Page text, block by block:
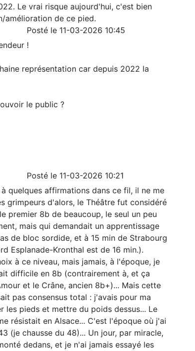
Le vrai risque aujourd'hui, c'est bien
amélioration de ce pied.
Posté le 11-03-2026 10:45
!
représentation car depuis 2022 la
le public ?
Posté le 11-03-2026 10:21
quelques affirmations dans ce fil, il ne me
grimpeurs d'alors, le Théâtre fut considéré
premier 8b de beaucoup, le seul un peu
mais qui demandait un apprentissage
de bloc sordide, et à 15 min de Strabourg
Esplanade-Kronthal est de 16 min.).
à ce niveau, mais jamais, à l'époque, je
difficile en 8b (contrairement à, et ça
et le Crâne, ancien 8b+)... Mais cette
pas consensus total : j'avais pour ma
les pieds et mettre du poids dessus... Le
résistait en Alsace... C'est l'époque où j'ai
(je chausse du 48)... Un jour, par miracle,
dedans, et je n'ai jamais essayé les